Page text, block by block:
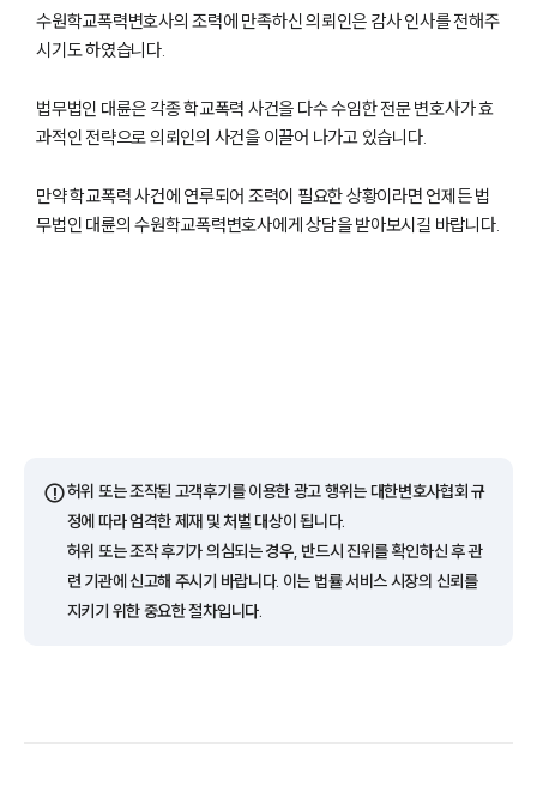
팀소개
팀소개
대륜의 강점
수원학교폭력변호사의 조력에 만족하신 의뢰인은 감사 인사를 전해주
시기도 하였습니다.
법무법인 대륜은 각종 학교폭력 사건을 다수 수임한 전문 변호사가 효
과적인 전략으로 의뢰인의 사건을 이끌어 나가고 있습니다.
만약 학교폭력 사건에 연루되어 조력이 필요한 상황이라면 언제든 법
무법인 대륜의 수원학교폭력변호사에게 상담을 받아보시길 바랍니다.
⚠️허위 또는 조작된 고객후기를 이용한 광고 행위는 대한변호사협회 규
정에 따라 엄격한 제재 및 처벌 대상이 됩니다.
허위 또는 조작 후기가 의심되는 경우, 반드시 진위를 확인하신 후 관
련 기관에 신고해 주시기 바랍니다. 이는 법률 서비스 시장의 신뢰를
지키기 위한 중요한 절차입니다.